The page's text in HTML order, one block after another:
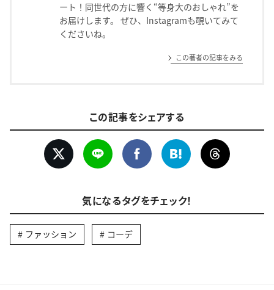
ート！同世代の方に響く“等身大のおしゃれ”を
お届けします。 ぜひ、Instagramも覗いてみて
くださいね。
この著者の記事をみる
この記事をシェアする
気になるタグをチェック！
ファッション コーデ